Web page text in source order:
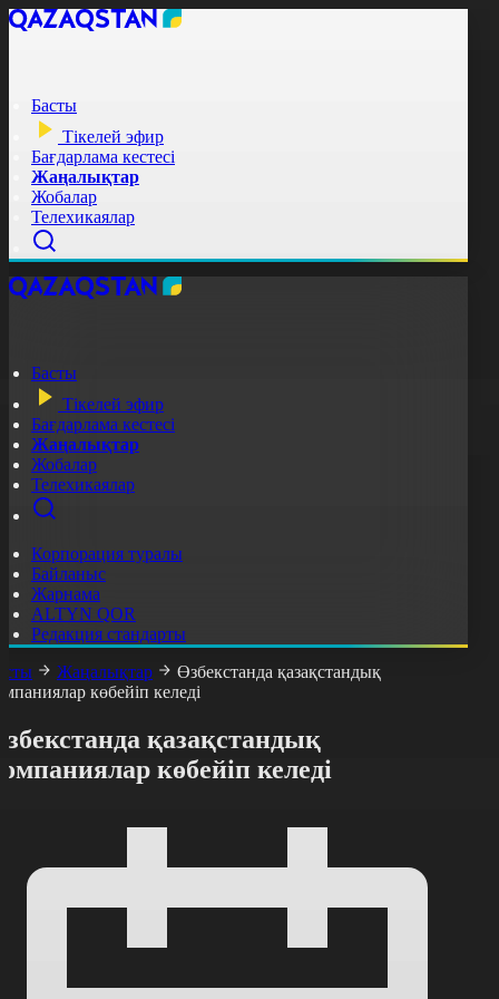
Басты
Тікелей эфир
Бағдарлама кестесі
Жаңалықтар
Жобалар
Телехикаялар
Басты
Тікелей эфир
Бағдарлама кестесі
Жаңалықтар
Жобалар
Телехикаялар
Корпорация туралы
Байланыс
Жарнама
ALTYN QOR
Редакция стандарты
Жаңалықтар
Өзбекстанда қазақстандық
көбейіп келеді
қазақстандық
көбейіп келеді